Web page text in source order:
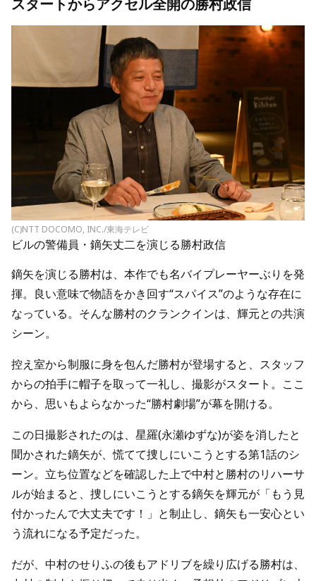
(C)NTT DOCOMO, INC./東海テレビ
ビルの警備員・鏑矢丈二を演じる勝村政信
鏑矢を演じる勝村は、本作でも名バイプレーヤーぶりを発
揮。良い意味で物語をかき回す“スパイス”のような存在に
なっている。そんな勝村のクランクインは、輝元との共演
シーン。
控え室から制服に身を包んだ勝村が登場すると、スタッフ
からの拍手に帽子を取って一礼し、撮影がスタート。ここ
から、思いもよらなかった“勝村劇場”が幕を開ける。
この日撮影されたのは、星羅(永瀬ゆずな)が姿を消したと
聞かされた鏑矢が、慌てて捜しにいこうとする第1話のシ
ーン。立ち位置などを確認した上で中村と勝村のリハーサ
ルが始まると、捜しにいこうとする鏑矢を輝元が「もう見
付かったんで大丈夫です！」と制止し、鏑矢も一安心とい
う流れになる予定だった。
だが、中村のせりふの後もアドリブを繰り広げる勝村は、